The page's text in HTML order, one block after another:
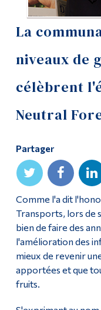
La
niveaux de
célèbrent
Neutral
Partager
Comme l'a dit
Transports, lors de
bien de faire des
l'amélioration des
mieux de revenir
apportées et que
fruits.